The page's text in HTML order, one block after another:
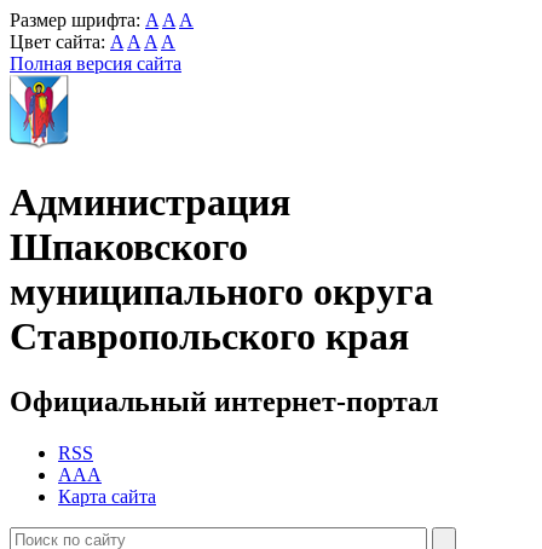
Размер шрифта: A A A
Цвет сайта: A A A A
Полная версия сайта
Администрация
Шпаковского
муниципального округа
Ставропольского края
Официальный интернет-портал
RSS
AAA
Карта сайта